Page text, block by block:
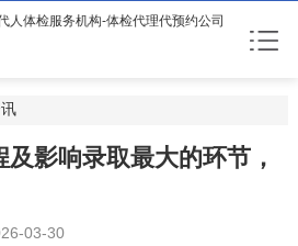
影响录取最大的环节，
03-30